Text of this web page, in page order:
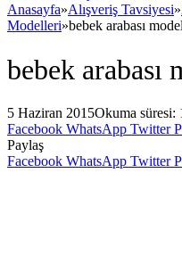
Anasayfa»Alışveriş Tavsiyesi»
Modelleri»bebek arabası
bebek
5 Haziran 2015Okuma süresi:
Facebook WhatsApp Twitter
Paylaş
Facebook WhatsApp Twitter